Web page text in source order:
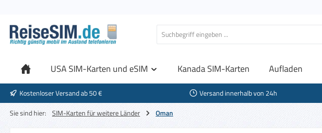
USA SIM-Karten und eSIM Kanada SIM-Karten Aufladen
Kostenloser Versand ab 50 € Versand innerhalb von 24h
Sie sind hier:
SIM-Karten für weitere Länder Oman